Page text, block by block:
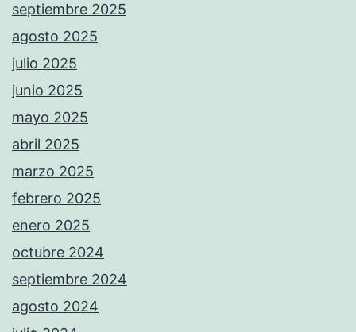
septiembre 2025
agosto 2025
julio 2025
junio 2025
mayo 2025
abril 2025
marzo 2025
febrero 2025
enero 2025
octubre 2024
septiembre 2024
agosto 2024